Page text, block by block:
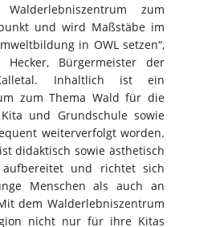
zum
und wird Maßstäbe im
in OWL setzen“,
Bürgermeister der
Inhaltlich ist ein
zum Thema Wald für die
und Grundschule sowie
weiterverfolgt worden.
didaktisch sowie ästhetisch
aufbereitet und richtet sich
Menschen als auch an
dem Walderlebniszentrum
nicht nur für ihre Kitas